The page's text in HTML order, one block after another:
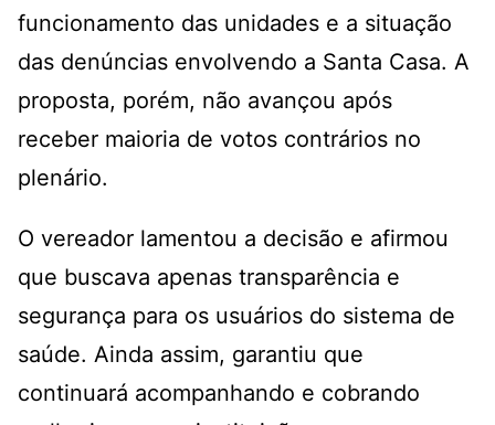
funcionamento das unidades e a situação
das denúncias envolvendo a Santa Casa. A
proposta, porém, não avançou após
receber maioria de votos contrários no
plenário.
O vereador lamentou a decisão e afirmou
que buscava apenas transparência e
segurança para os usuários do sistema de
saúde. Ainda assim, garantiu que
continuará acompanhando e cobrando